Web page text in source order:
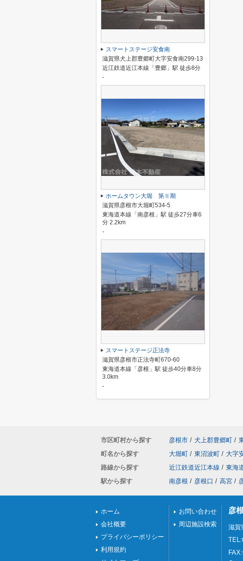
スマートステージ安食南
滋賀県犬上郡豊郷町大字安食南299-13
近江鉄道近江本線「豊郷」駅 徒歩8分
-
ホームタウン大堀 第Ⅱ期
滋賀県彦根市大堀町534-5
東海道本線「南彦根」駅 徒歩27分車6
分 2.2km
-
スマートステージ正法寺
滋賀県彦根市正法寺町670-60
東海道本線「彦根」駅 徒歩40分車8分
3.0km
-
市区町村から探す 彦根市 / 犬上郡豊郷町 /
町名から探す
大堀町 / 東沼波町 / 大字
路線から探す
近江鉄道近江本線 / 東海
駅から探す
南彦根 / 彦根口 / 高宮 /
ホーム
会社概要
プライバシーポリシー
利用規約
お問い合わせ
周辺施設検索
彦
滋賀